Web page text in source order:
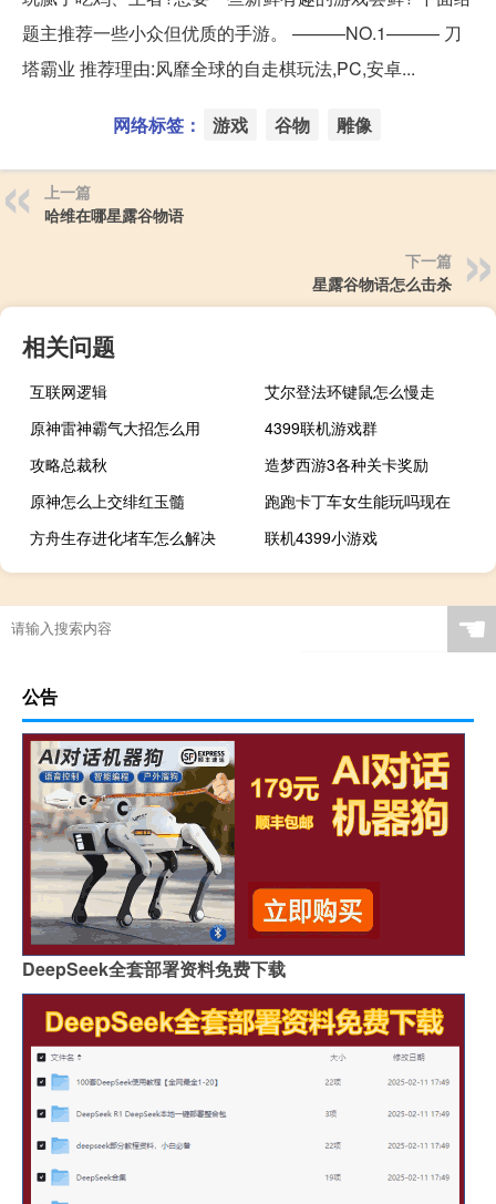
题主推荐一些小众但优质的手游。 ———NO.1——— 刀
塔霸业 推荐理由:风靡全球的自走棋玩法,PC,安卓...
网络标签： 游戏 谷物 雕像
上一篇
哈维在哪星露谷物语
下一篇
星露谷物语怎么击杀
相关问题
互联网逻辑
艾尔登法环键鼠怎么慢走
原神雷神霸气大招怎么用
4399联机游戏群
攻略总裁秋
造梦西游3各种关卡奖励
原神怎么上交绯红玉髓
跑跑卡丁车女生能玩吗现在
方舟生存进化堵车怎么解决
联机4399小游戏
☚
公告
DeepSeek全套部署资料免费下载